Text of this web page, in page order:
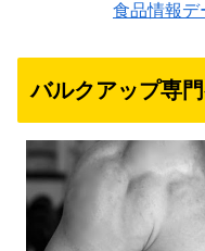
食品情報デ
バルクアップ専